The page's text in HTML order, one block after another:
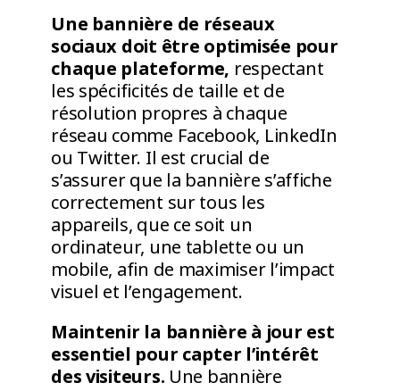
Une bannière de réseaux
sociaux doit être optimisée pour
chaque plateforme, respectant
les spécificités de taille et de
résolution propres à chaque
réseau comme Facebook, LinkedIn
ou Twitter. Il est crucial de
s’assurer que la bannière s’affiche
correctement sur tous les
appareils, que ce soit un
ordinateur, une tablette ou un
mobile, afin de maximiser l’impact
visuel et l’engagement.
Maintenir la bannière à jour est
essentiel pour capter l’intérêt
des visiteurs. Une bannière